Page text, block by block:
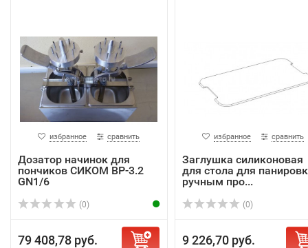
избранное сравнить
Дозатор начинок для
пончиков СИКОМ ВР-3.2
GN1/6
(0)
79 408,78 руб.
избранное сравнить
Заглушка силиконовая
для стола для
ручным про...
(0)
9 226,70 руб.